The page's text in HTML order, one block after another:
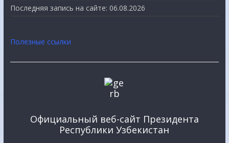
Последняя запись на сайте: 06.08.2026
Полезные ссылки
Официальный веб-сайт Президента
Республики Узбекистан